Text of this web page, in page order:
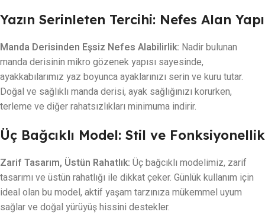
Yazın Serinleten Tercihi: Nefes Alan Yapı
Manda Derisinden Eşsiz Nefes Alabilirlik: Nadir bulunan
manda derisinin mikro gözenek yapısı sayesinde,
ayakkabılarımız yaz boyunca ayaklarınızı serin ve kuru tutar.
Doğal ve sağlıklı manda derisi, ayak sağlığınızı korurken,
terleme ve diğer rahatsızlıkları minimuma indirir.
Üç Bağcıklı Model: Stil ve Fonksiyonellik
Zarif Tasarım, Üstün Rahatlık: Üç bağcıklı modelimiz, zarif
tasarımı ve üstün rahatlığı ile dikkat çeker. Günlük kullanım için
ideal olan bu model, aktif yaşam tarzınıza mükemmel uyum
sağlar ve doğal yürüyüş hissini destekler.